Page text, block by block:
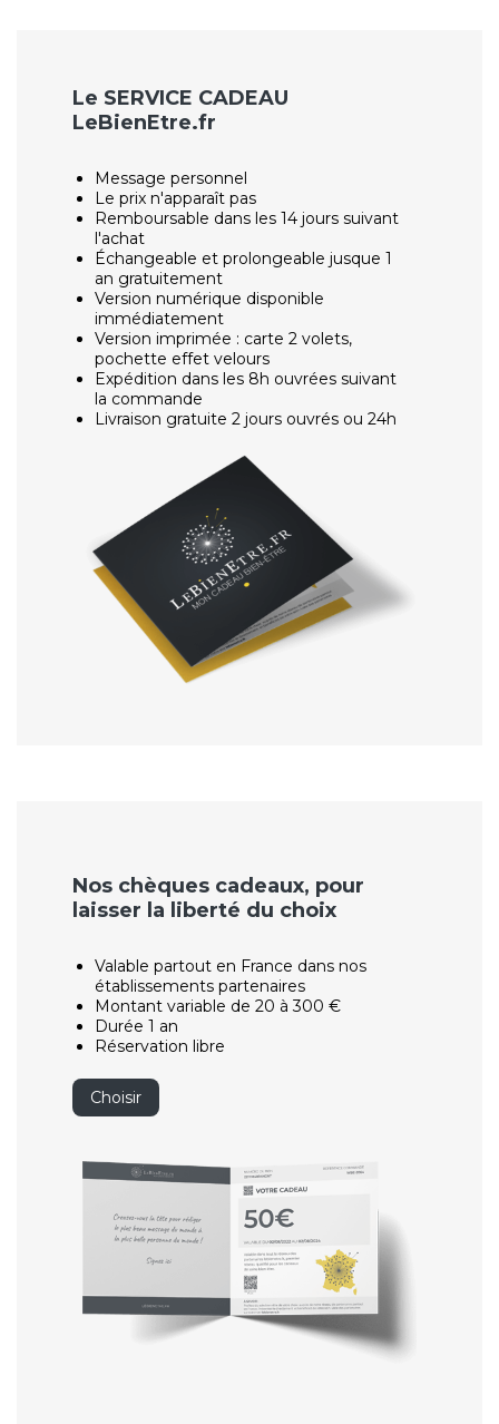
Le SERVICE CADEAU
LeBienEtre.fr
Message personnel
Le prix n'apparaît pas
Remboursable dans les 14 jours suivant
l'achat
Échangeable et prolongeable jusque 1
an gratuitement
Version numérique disponible
immédiatement
Version imprimée : carte 2 volets,
pochette effet velours
Expédition dans les 8h ouvrées suivant
la commande
Livraison gratuite 2 jours ouvrés ou 24h
Nos chèques cadeaux, pour
laisser la liberté du choix
Valable partout en France dans nos
établissements partenaires
Montant variable de 20 à 300 €
Durée 1 an
Réservation libre
Choisir